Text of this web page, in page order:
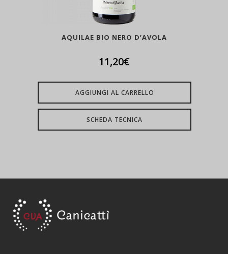
AQUILAE BIO NERO D’AVOLA
11,20€
AGGIUNGI AL CARRELLO
SCHEDA TECNICA